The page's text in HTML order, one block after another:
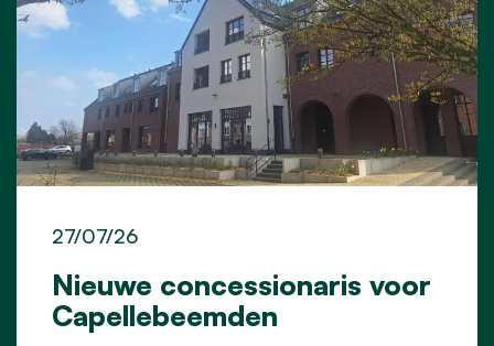
Nieuwe concessionaris voor
Capellebeemden
27/07/26